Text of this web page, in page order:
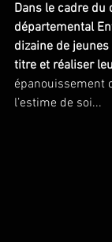
Dans le cadre du
départemental
dizaine de
titre et réaliser
épanouissement
l’estime de soi...